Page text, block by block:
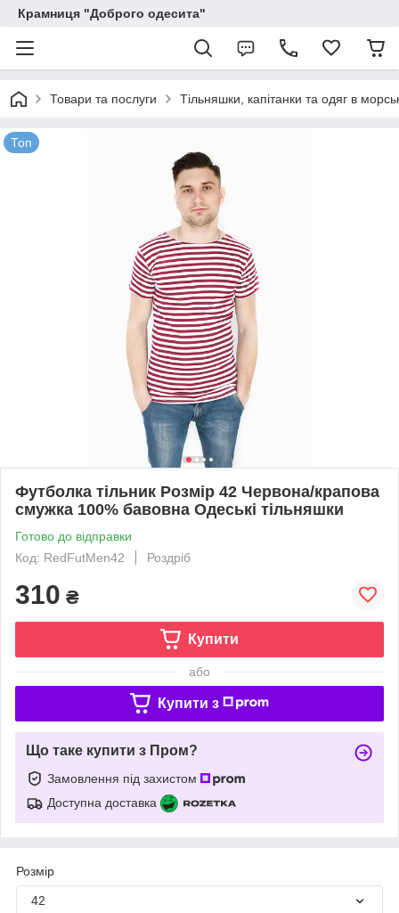
Крамниця "Доброго одесита"
Товари та послуги Тільняшки, капітанки та одяг в
Топ
Футболка тільник Розмір 42 Червона/крапова
смужка 100% бавовна Одеські тільняшки
Готово до відправки
Код: RedFutMen42
Роздріб
310 ₴
Купити
або
Купити з
Що таке купити з Пром?
Замовлення під захистом
Доступна доставка
Розмір
42